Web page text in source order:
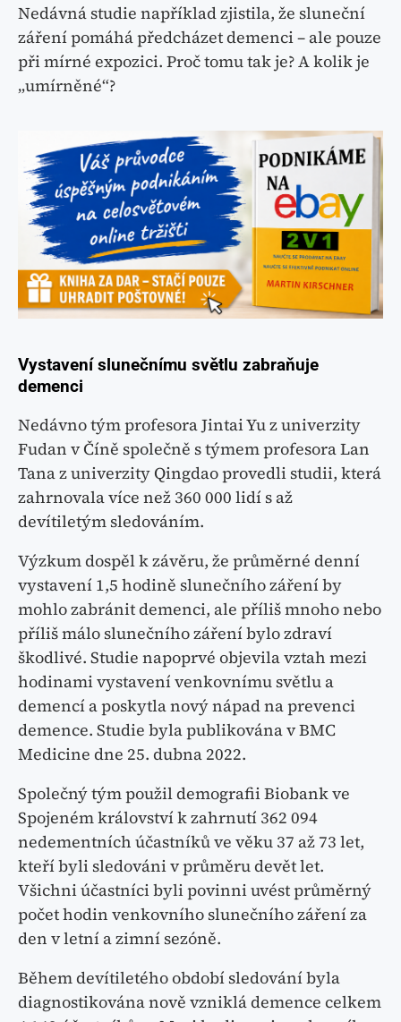
Nedávná studie například zjistila, že sluneční
záření pomáhá předcházet demenci – ale pouze
při mírné expozici. Proč tomu tak je? A kolik je
„umírněné“?
Vystavení slunečnímu světlu zabraňuje
demenci
Nedávno tým profesora Jintai Yu z univerzity
Fudan v Číně společně s týmem profesora Lan
Tana z univerzity Qingdao provedli studii, která
zahrnovala více než 360 000 lidí s až
devítiletým sledováním.
Výzkum dospěl k závěru, že průměrné denní
vystavení 1,5 hodině slunečního záření by
mohlo zabránit demenci, ale příliš mnoho nebo
příliš málo slunečního záření bylo zdraví
škodlivé. Studie napoprvé objevila vztah mezi
hodinami vystavení venkovnímu světlu a
demencí a poskytla nový nápad na prevenci
demence. Studie byla publikována v BMC
Medicine dne 25. dubna 2022.
Společný tým použil demografii Biobank ve
Spojeném království k zahrnutí 362 094
nedementních účastníků ve věku 37 až 73 let,
kteří byli sledováni v průměru devět let.
Všichni účastníci byli povinni uvést průměrný
počet hodin venkovního slunečního záření za
den v letní a zimní sezóně.
Během devítiletého období sledování byla
diagnostikována nově vzniklá demence celkem